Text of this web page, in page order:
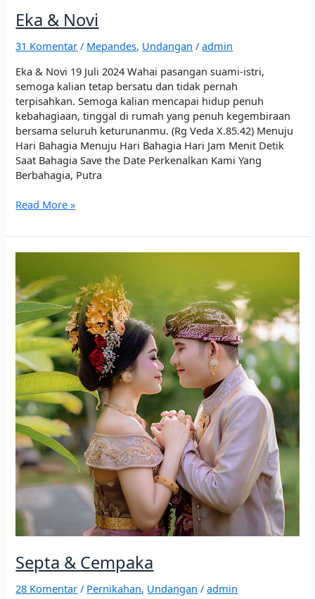
Eka & Novi
31 Komentar / Mepandes, Undangan /admin
Eka & Novi 19 Juli 2024 Wahai pasangan suami-istri,
semoga kalian tetap bersatu dan tidak pernah
terpisahkan. Semoga kalian mencapai hidup penuh
kebahagiaan, tinggal di rumah yang penuh kegembiraan
bersama seluruh keturunanmu. (Rg Veda X.85.42) Menuju
Hari Bahagia Menuju Hari Bahagia Hari Jam Menit Detik
Saat Bahagia Save the Date Perkenalkan Kami Yang
Berbahagia, Putra
Read More »
Septa & Cempaka
28 Komentar / Pernikahan, Undangan /admin
&
Cempaka